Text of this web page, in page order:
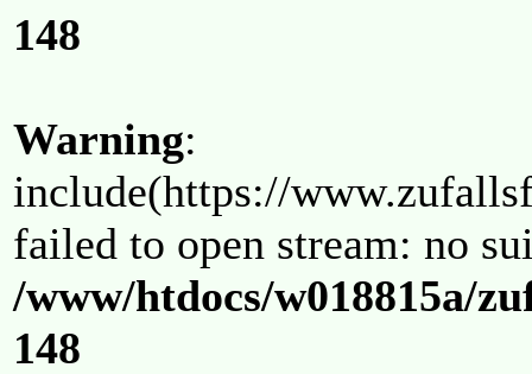
148
Warning:
include(https://
failed to open stream: no
/www/htdocs/w018815a/
148